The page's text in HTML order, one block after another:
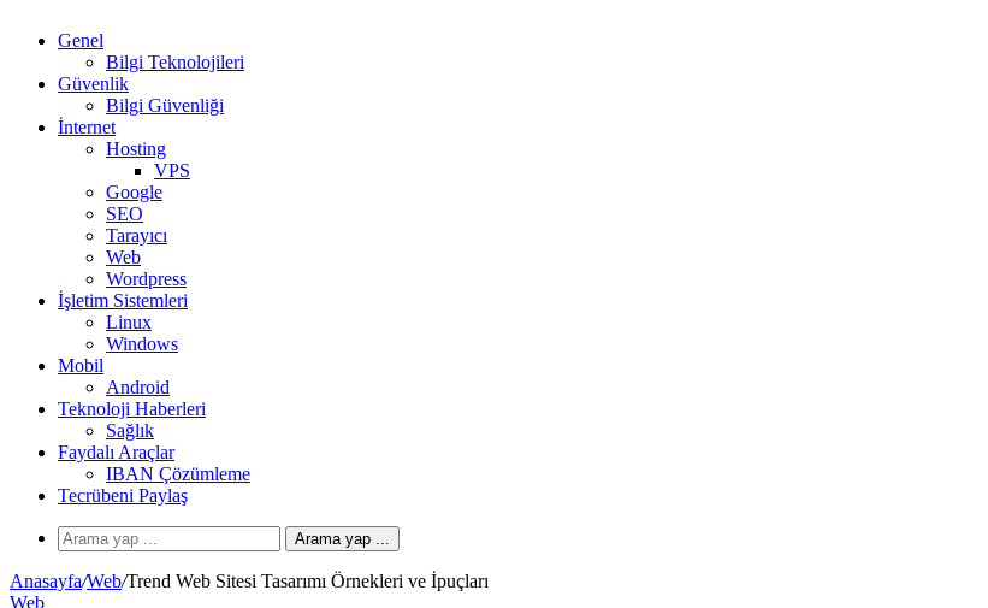
Genel
Bilgi Teknolojileri
Güvenlik
Bilgi Güvenliği
İnternet
Hosting
VPS
Google
SEO
Tarayıcı
Web
Wordpress
İşletim Sistemleri
Linux
Windows
Mobil
Android
Teknoloji Haberleri
Sağlık
Faydalı Araçlar
IBAN Çözümleme
Tecrübeni Paylaş
Arama yap ...
Anasayfa/Web/Trend Web Sitesi Tasarımı Örnekleri ve İpuçları
Web